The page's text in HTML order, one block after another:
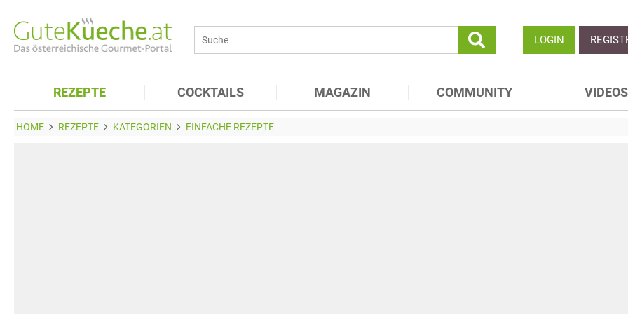
LOGIN
REZEPTE COCKTAILS MAGAZIN COMMUNITY VIDEOS
HOME REZEPTE KATEGORIEN EINFACHE REZEPTE